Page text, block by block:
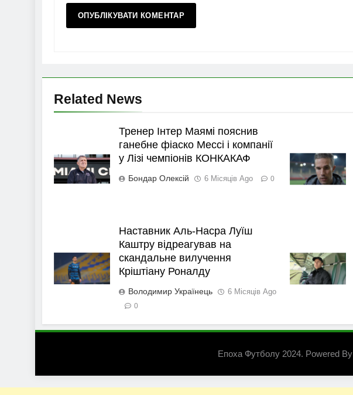
Related News
Тренер Інтер Маямі пояснив
ганебне фіаско Мессі і компанії
у Лізі чемпіонів КОНКАКАФ
Бондар Олексій 6 Місяців Ago 0
Наставник Аль-Насра Луїш
Каштру відреагував на
скандальне вилучення
Кріштіану Роналду
Володимир Українець 6 Місяців Ago
0
Епоха Футболу 2024. Powered By